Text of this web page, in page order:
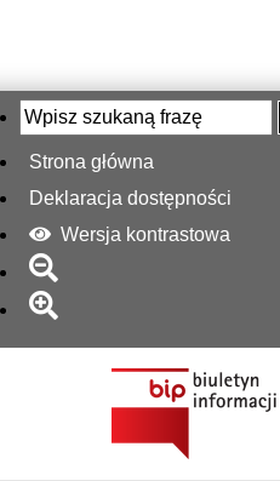
Strona główna
Deklaracja dostępności
Wersja kontrastowa